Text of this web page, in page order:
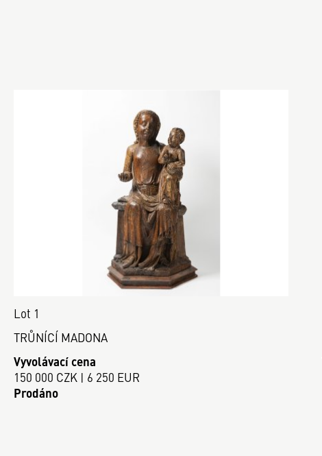
Lot 1
TRŮNÍCÍ MADONA
Vyvolávací cena
150 000 CZK | 6 250 EUR
Prodáno